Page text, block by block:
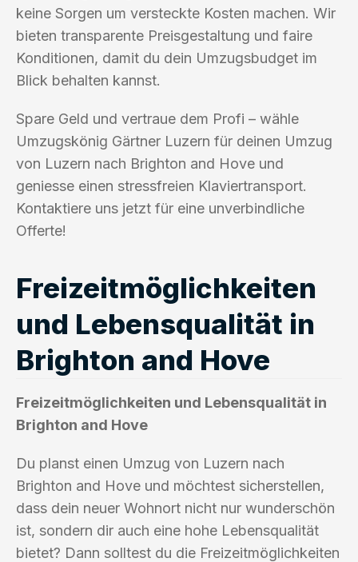
keine Sorgen um versteckte Kosten machen. Wir
bieten transparente Preisgestaltung und faire
Konditionen, damit du dein Umzugsbudget im
Blick behalten kannst.
Spare Geld und vertraue dem Profi – wähle
Umzugskönig Gärtner Luzern für deinen Umzug
von Luzern nach Brighton and Hove und
geniesse einen stressfreien Klaviertransport.
Kontaktiere uns jetzt für eine unverbindliche
Offerte!
Freizeitmöglichkeiten
und Lebensqualität in
Brighton and Hove
Freizeitmöglichkeiten und Lebensqualität in
Brighton and Hove
Du planst einen Umzug von Luzern nach
Brighton and Hove und möchtest sicherstellen,
dass dein neuer Wohnort nicht nur wunderschön
ist, sondern dir auch eine hohe Lebensqualität
bietet? Dann solltest du die Freizeitmöglichkeiten